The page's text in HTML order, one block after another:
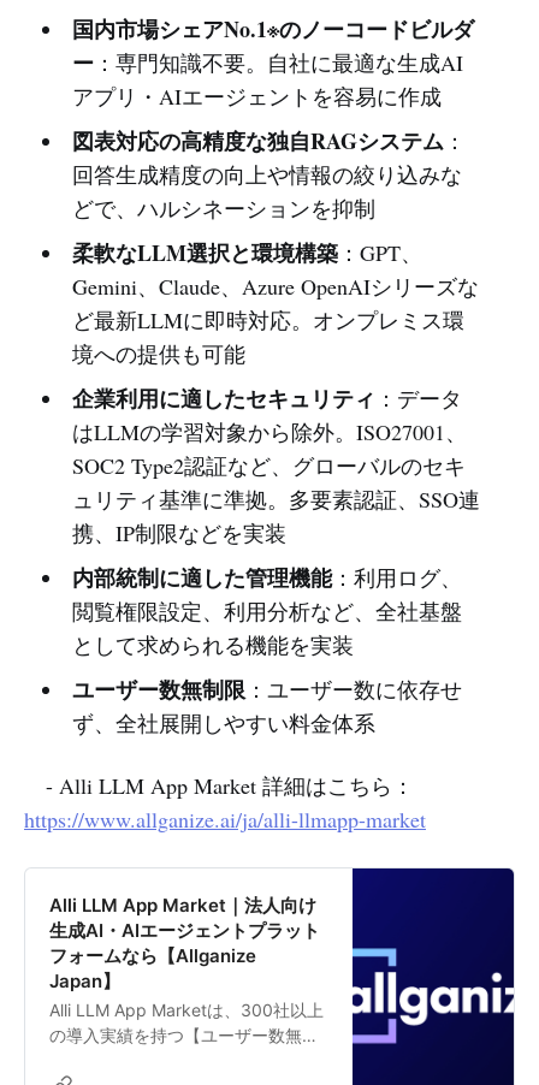
国内市場シェアNo.1※のノーコードビルダ
ー：専門知識不要。自社に最適な生成AI
アプリ・AIエージェントを容易に作成
図表対応の高精度な独自RAGシステム ：
回答生成精度の向上や情報の絞り込みな
どで、ハルシネーションを抑制
柔軟なLLM選択と環境構築：GPT、
Gemini、Claude、Azure OpenAIシリーズな
ど最新LLMに即時対応。オンプレミス環
境への提供も可能
企業利用に適したセキュリティ ：データ
はLLMの学習対象から除外。ISO27001、
SOC2 Type2認証など、グローバルのセキ
ュリティ基準に準拠。多要素認証、SSO連
携、IP制限などを実装
内部統制に適した管理機能：利用ログ、
閲覧権限設定、利用分析など、全社基盤
として求められる機能を実装
ユーザー数無制限 ：ユーザー数に依存せ
ず、全社展開しやすい料金体系
- Alli LLM App Market 詳細はこちら：
https://www.allganize.ai/ja/alli-llmapp-market
Alli LLM App Market｜法人向け
生成AI・AIエージェントプラット
フォームなら【Allganize
Japan】
Alli LLM App Marketは、300社以上
の導入実績を持つ【ユーザー数無制